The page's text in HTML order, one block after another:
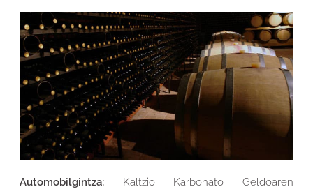
Automobilgintza:Kaltzio Karbonato Geldoaren